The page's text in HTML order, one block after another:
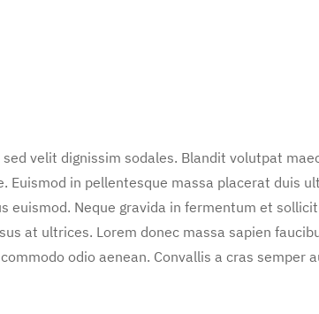
velit dignissim sodales. Blandit volutpat
in pellentesque massa placerat duis
euismod. Neque gravida in fermentum et
at ultrices. Lorem donec massa sapien
odio aenean. Convallis a cras semper